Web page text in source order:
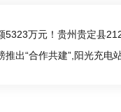
5323万元！贵州贵定县
出“合作共建”,阳光充电